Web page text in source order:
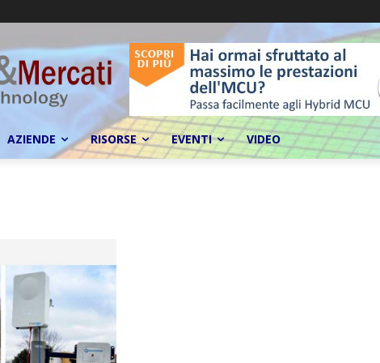
AZIENDE RISORSE EVENTI VIDEO